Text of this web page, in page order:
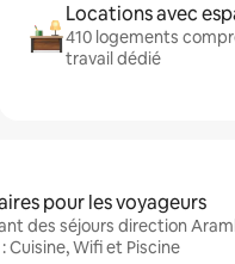
Locations avec
410 logements
travail dédié
pour les voyageurs
des séjours direction
Wifi et Piscine